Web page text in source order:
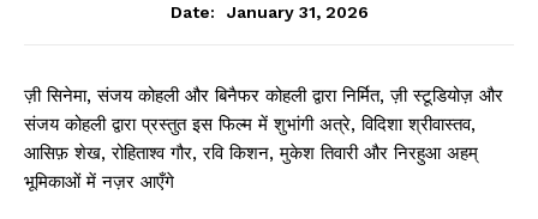
Date:
January 31, 2026
ज़ी सिनेमा, संजय कोहली और बिनैफर कोहली द्वारा निर्मित, ज़ी स्टूडियोज़ और
संजय कोहली द्वारा प्रस्तुत इस फिल्म में शुभांगी अत्रे, विदिशा श्रीवास्तव,
आसिफ़ शेख, रोहिताश्व गौर, रवि किशन, मुकेश तिवारी और निरहुआ अहम्
भूमिकाओं में नज़र आएँगे